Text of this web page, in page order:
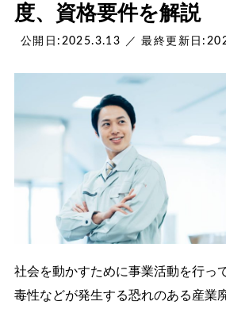
DXE電子契約
資料請求
導入の流れ 料
導入事例
お役立ち資料 よく
お問い合わせ
度、資格要件を解説
公開日:2025.3.13 ／ 最終更新日
社会を動かすために事業活動を行っ
毒性などが発生する恐れのある産業